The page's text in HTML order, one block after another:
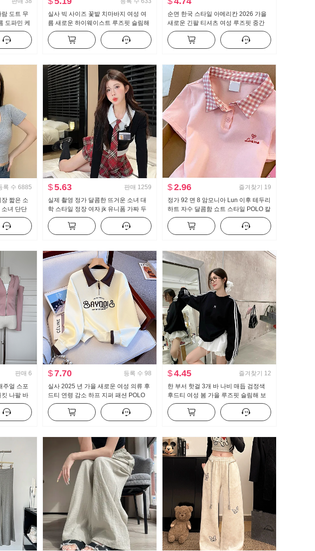
도트 무
도파민 케
실사 빅 사이즈 꽃밭 치마바지 여성 여
름 새로운 하이웨이스트 루즈핏 슬림해
보이는 도루 센스 배기 바지 캐주얼 와
이드 레그 팬츠
순면 한국 스타일 아메리칸 2026 가을
새로운 긴팔 티셔츠 여성 루즈핏 중간
길이 핑크색 알파벳 핫걸 맨위
록 수 6885
짧은 소
소녀 단단
짧은 단락
$5.63 판매 1259
실제 촬영 정가 달콤한 뜨거운 소녀 대
학 스타일 정장 여자 jk 유니폼 가짜 두
조각 순수한 욕망 맨위 하프 바디 퀼로
트 2 피스 세트
$2.96 즐겨찾기 19
정가 92 면 8 암모니아 Lun 이후 테두리
하트 자수 달콤함 쇼트 스타일 POLO 칼
라 티셔츠 몸매 가꾸기 작은 키 트렌디
판매 6
주얼 스포
킷 나팔 바
$7.70 등록 수 98
실사 2025 년 가을 새로운 여성 의류 후
드티 연령 감소 하프 지퍼 패션 POLO
칼라 캐주얼 다용도 슬림해 보이는
$4.45 즐겨찾기 12
한 부서 핫걸 3개 바 나비 매듭 검정색
후드티 여성 봄 가을 루즈핏 슬림해 보
이는 운동 바람 라운드 넥 맨위 재킷